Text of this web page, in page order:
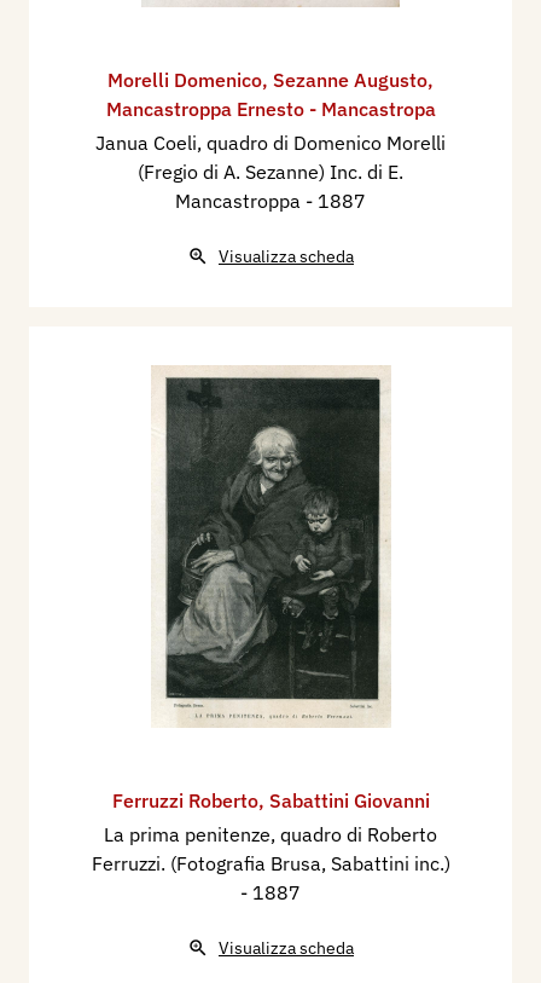
Morelli Domenico, Sezanne Augusto,
Mancastroppa Ernesto - Mancastropa
Janua Coeli, quadro di Domenico Morelli
(Fregio di A. Sezanne) Inc. di E.
Mancastroppa - 1887
Visualizza scheda
Ferruzzi Roberto, Sabattini Giovanni
La prima penitenze, quadro di Roberto
Ferruzzi. (Fotografia Brusa, Sabattini inc.)
- 1887
Visualizza scheda